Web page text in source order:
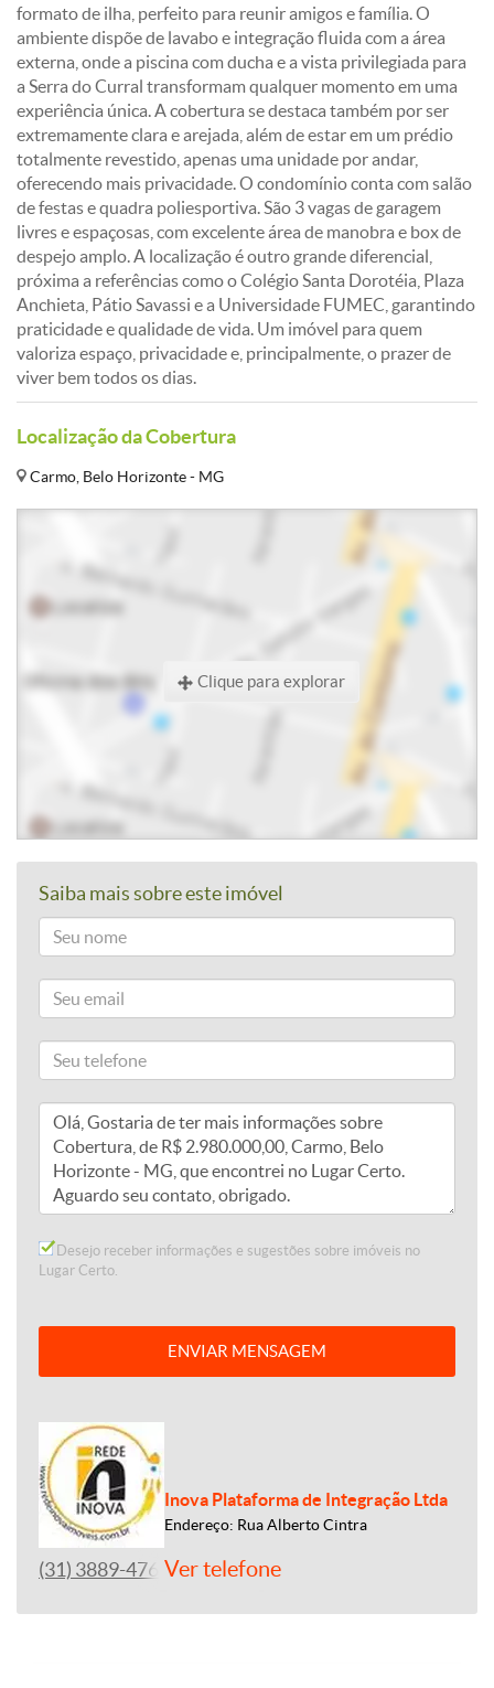
formato de ilha, perfeito para reunir amigos e família. O
ambiente dispõe de lavabo e integração fluida com a área
externa, onde a piscina com ducha e a vista privilegiada para
a Serra do Curral transformam qualquer momento em uma
experiência única. A cobertura se destaca também por ser
extremamente clara e arejada, além de estar em um prédio
totalmente revestido, apenas uma unidade por andar,
oferecendo mais privacidade. O condomínio conta com salão
de festas e quadra poliesportiva. São 3 vagas de garagem
livres e espaçosas, com excelente área de manobra e box de
despejo amplo. A localização é outro grande diferencial,
próxima a referências como o Colégio Santa Dorotéia, Plaza
Anchieta, Pátio Savassi e a Universidade FUMEC, garantindo
praticidade e qualidade de vida. Um imóvel para quem
valoriza espaço, privacidade e, principalmente, o prazer de
viver bem todos os dias.
Localização da Cobertura
Carmo, Belo Horizonte - MG
Clique para explorar
Saiba mais sobre este imóvel
Desejo receber informações e sugestões sobre imóveis no
Lugar Certo.
ENVIAR MENSAGEM
Inova Plataforma de Integração Ltda
Endereço: Rua Alberto Cintra
(31) 3889-4765Ver telefone